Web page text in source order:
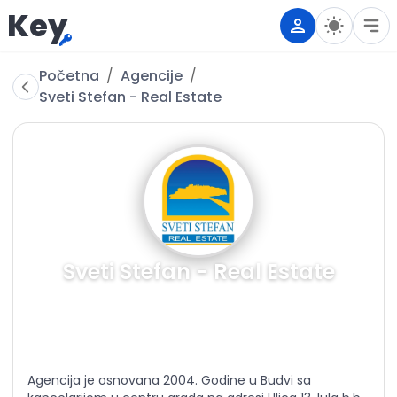
Key
Početna / Agencije /
Sveti Stefan - Real Estate
Sveti Stefan - Real Estate
Agencija je osnovana 2004. Godine u Budvi sa